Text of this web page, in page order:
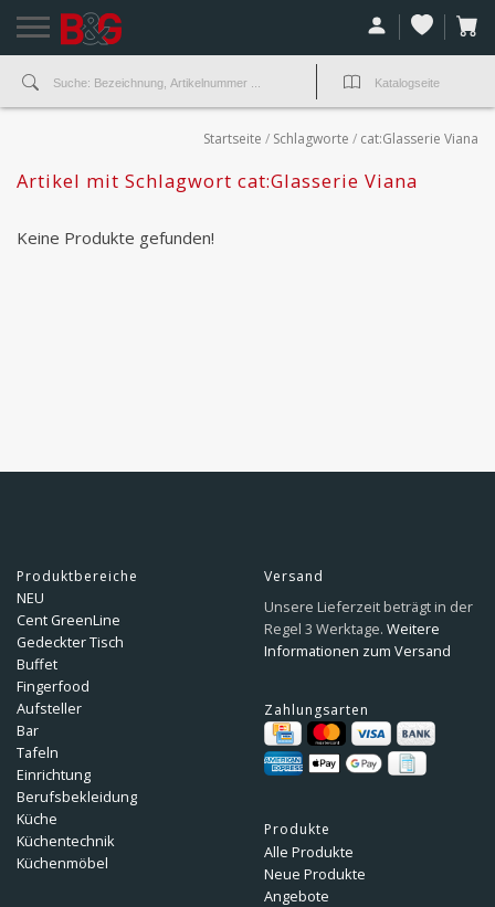
Startseite / Schlagworte / cat:Glasserie Viana
Artikel mit Schlagwort cat:Glasserie Viana
Keine Produkte gefunden!
Produktbereiche
NEU
Cent GreenLine
Gedeckter Tisch
Buffet
Fingerfood
Aufsteller
Bar
Tafeln
Einrichtung
Berufsbekleidung
Küche
Küchentechnik
Küchenmöbel
Versand
Unsere Lieferzeit beträgt in der
Regel 3 Werktage. Weitere
Informationen zum Versand
Zahlungsarten
Produkte
Alle Produkte
Neue Produkte
Angebote